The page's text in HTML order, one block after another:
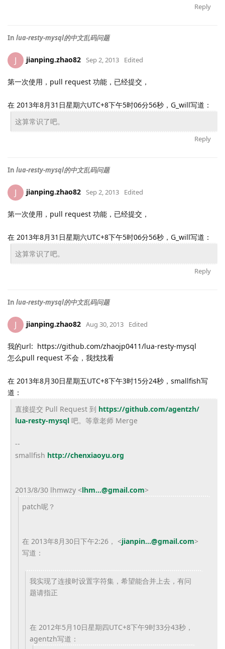
Reply
In lua-resty-mysql的中文乱码问题
J jianping.zhao82 Sep 2, 2013 Edited
第一次使用，pull request 功能，已经提交，
在 2013年8月31日星期六UTC+8下午5时06分56秒，G_will写道：
这算常识了吧。
Reply
In lua-resty-mysql的中文乱码问题
J jianping.zhao82 Sep 2, 2013 Edited
第一次使用，pull request 功能，已经提交，
在 2013年8月31日星期六UTC+8下午5时06分56秒，G_will写道：
这算常识了吧。
Reply
In lua-resty-mysql的中文乱码问题
J jianping.zhao82 Aug 30, 2013 Edited
我的url: https://github.com/zhaojp0411/lua-resty-mysql
怎么pull request 不会，我找找看
在 2013年8月30日星期五UTC+8下午3时15分24秒，smallfish写
道：
直接提交 Pull Request 到 https://github.com/agentzh/
lua-resty-mysql吧。等章老师 Merge
--
smallfish http://chenxiaoyu.org
2013/8/30 lhmwzy <lhm...@gmail.com>
patch呢？
在 2013年8月30日下午2:26， <jianpin...@gmail.com>
写道：
我实现了连接时设置字符集，希望能合并上去，有问
题请指正
在 2012年5月10日星期四UTC+8下午9时33分43秒，
agentzh写道：